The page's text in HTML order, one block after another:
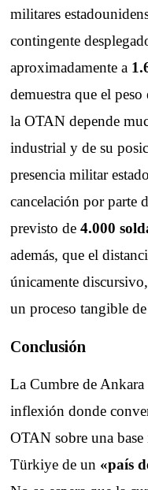
militares
contingente
aproximadamente a
demuestra que el
la OTAN depende
industrial y de su
presencia militar
cancelación por parte
previsto de4.000
además, que el
únicamente
un proceso tangible
Conclusión
La Cumbre de Ankara
inflexión donde
OTAN sobre una
Türkiye de un «país